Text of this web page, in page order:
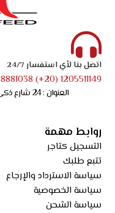
اتصل بنا لأي استفسار 24/7
1205511149 (20+) 1148881038 (20+)
العنوان : 24 شارع ذكى نبوى من عثمان محرم الهرم- الجيزه
روابط مهمة
التسجيل كتاجر
تتبع طلبك
سياسة الاسترداد والإرجاع
سياسة الخصوصية
سياسة الشحن